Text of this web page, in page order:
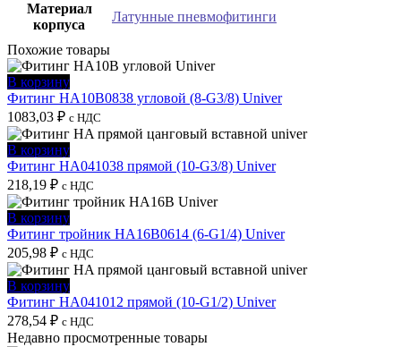
Материал
корпуса
Латунные пневмофитинги
Похожие товары
В корзину
Фитинг HA10B0838 угловой (8-G3/8) Univer
1083,03 ₽ с НДС
В корзину
Фитинг HA041038 прямой (10-G3/8) Univer
218,19 ₽ с НДС
В корзину
Фитинг тройник HA16B0614 (6-G1/4) Univer
205,98 ₽ с НДС
В корзину
Фитинг HA041012 прямой (10-G1/2) Univer
278,54 ₽ с НДС
Недавно просмотренные товары